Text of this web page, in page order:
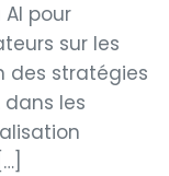
pour
sur les
des stratégies
dans les